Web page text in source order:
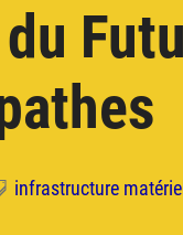
infrastructure matériel